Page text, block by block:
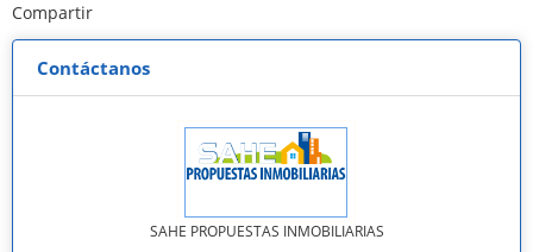
Compartir
Contáctanos
SAHE PROPUESTAS INMOBILIARIAS